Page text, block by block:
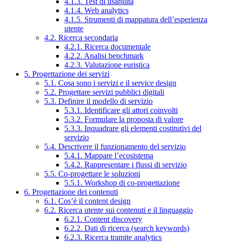
4.1.4. Web analytics
4.1.5. Strumenti di mappatura dell’esperienza
utente
4.2. Ricerca secondaria
4.2.1. Ricerca documentale
4.2.2. Analisi benchmark
4.2.3. Valutazione euristica
5. Progettazione dei servizi
5.1. Cosa sono i servizi e il service design
5.2. Progettare servizi pubblici digitali
5.3. Definire il modello di servizio
5.3.1. Identificare gli attori coinvolti
5.3.2. Formulare la proposta di valore
5.3.3. Inquadrare gli elementi costitutivi del
servizio
5.4. Descrivere il funzionamento del servizio
5.4.1. Mappare l’ecosistema
5.4.2. Rappresentare i flussi di servizio
5.5. Co-progettare le soluzioni
5.5.1. Workshop di co-progettazione
6. Progettazione dei contenuti
6.1. Cos’è il content design
6.2. Ricerca utente sui contenuti e il linguaggio
6.2.1. Content discovery
6.2.2. Dati di ricerca (search keywords)
6.2.3. Ricerca tramite analytics